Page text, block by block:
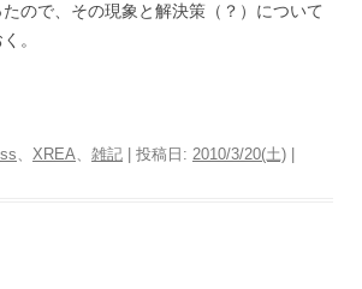
ので、その現象と解決策（？）について
。
、 XREA、 雑記 | 投稿日: 2010/3/20(土)